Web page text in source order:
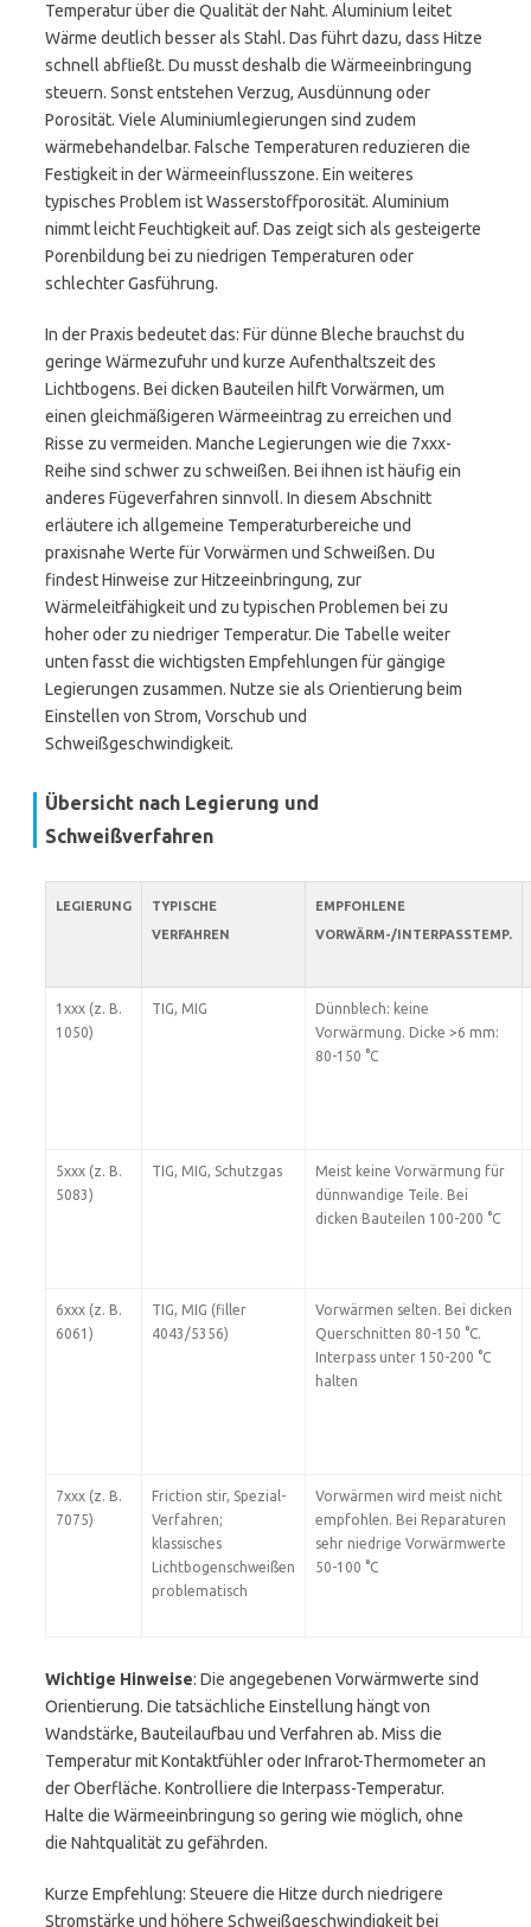
Temperatur über die Qualität der Naht. Aluminium leitet
Wärme deutlich besser als Stahl. Das führt dazu, dass Hitze
schnell abfließt. Du musst deshalb die Wärmeeinbringung
steuern. Sonst entstehen Verzug, Ausdünnung oder
Porosität. Viele Aluminiumlegierungen sind zudem
wärmebehandelbar. Falsche Temperaturen reduzieren die
Festigkeit in der Wärmeeinflusszone. Ein weiteres
typisches Problem ist Wasserstoffporosität. Aluminium
nimmt leicht Feuchtigkeit auf. Das zeigt sich als gesteigerte
Porenbildung bei zu niedrigen Temperaturen oder
schlechter Gasführung.
In der Praxis bedeutet das: Für dünne Bleche brauchst du
geringe Wärmezufuhr und kurze Aufenthaltszeit des
Lichtbogens. Bei dicken Bauteilen hilft Vorwärmen, um
einen gleichmäßigeren Wärmeeintrag zu erreichen und
Risse zu vermeiden. Manche Legierungen wie die 7xxx-
Reihe sind schwer zu schweißen. Bei ihnen ist häufig ein
anderes Fügeverfahren sinnvoll. In diesem Abschnitt
erläutere ich allgemeine Temperaturbereiche und
praxisnahe Werte für Vorwärmen und Schweißen. Du
findest Hinweise zur Hitzeeinbringung, zur
Wärmeleitfähigkeit und zu typischen Problemen bei zu
hoher oder zu niedriger Temperatur. Die Tabelle weiter
unten fasst die wichtigsten Empfehlungen für gängige
Legierungen zusammen. Nutze sie als Orientierung beim
Einstellen von Strom, Vorschub und
Schweißgeschwindigkeit.
Übersicht nach Legierung und
Schweißverfahren
LEGIERUNG
TYPISCHE
VERFAHREN
EMPFOHLENE
VORWÄRM-/INTERPASSTEMP.
1xxx (z. B.
1050)
TIG, MIG
Dünnblech: keine
Vorwärmung. Dicke >6 mm:
80-150 °C
5xxx (z. B.
5083)
TIG, MIG, Schutzgas
Meist keine Vorwärmung für
dünnwandige Teile. Bei
dicken Bauteilen 100-200 °C
6xxx (z. B.
6061)
TIG, MIG (filler
4043/5356)
Vorwärmen selten. Bei dicken
Querschnitten 80-150 °C.
Interpass unter 150-200 °C
halten
7xxx (z. B.
7075)
Friction stir, Spezial-
Verfahren;
klassisches
Lichtbogenschweißen
problematisch
Vorwärmen wird meist nicht
empfohlen. Bei Reparaturen
sehr niedrige Vorwärmwerte
50-100 °C
Wichtige Hinweise: Die angegebenen Vorwärmwerte sind
Orientierung. Die tatsächliche Einstellung hängt von
Wandstärke, Bauteilaufbau und Verfahren ab. Miss die
Temperatur mit Kontaktfühler oder Infrarot-Thermometer an
der Oberfläche. Kontrolliere die Interpass-Temperatur.
Halte die Wärmeeinbringung so gering wie möglich, ohne
die Nahtqualität zu gefährden.
Kurze Empfehlung: Steuere die Hitze durch niedrigere
Stromstärke und höhere Schweißgeschwindigkeit bei